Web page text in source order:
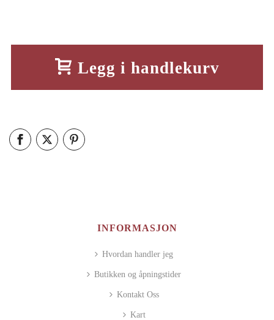
Legg i handlekurv
INFORMASJON
Hvordan handler jeg
Butikken og åpningstider
Kontakt Oss
Kart